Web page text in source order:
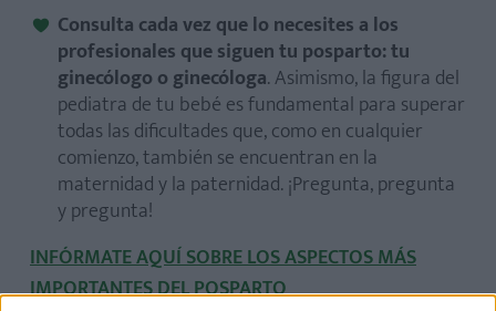
Consulta cada vez que lo necesites a los
profesionales que siguen tu posparto: tu
ginecólogo o ginecóloga. Asimismo, la figura del
pediatra de tu bebé es fundamental para superar
todas las dificultades que, como en cualquier
comienzo, también se encuentran en la
maternidad y la paternidad. ¡Pregunta, pregunta
y pregunta!
INFÓRMATE AQUÍ SOBRE LOS ASPECTOS MÁS
IMPORTANTES DEL POSPARTO